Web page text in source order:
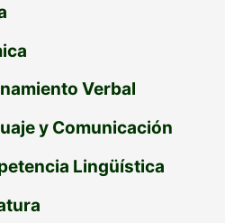
Verbal
y Comunicación
Lingüística